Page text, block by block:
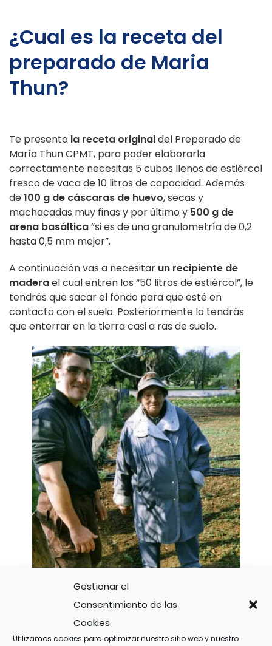
Gestionar el
Consentimiento de las
Cookies
Utilizamos cookies para optimizar nuestro sitio web y nuestro
¿Cual es la receta del
preparado de Maria
Thun?
Te presento la receta originaldel Preparado de
María Thun CPMT, para poder elaborarla
correctamente necesitas 5 cubos llenos de estiércol
fresco de vaca de 10 litros de capacidad. Además
de100 g de cáscaras de huevo, secas y
machacadas muy finas y por último y 500 g de
arena basáltica“si es de una granulometría de 0,2
hasta 0,5 mm mejor”.
A continuación vas a necesitar un recipiente de
maderael cual entren los “50 litros de estiércol”, le
tendrás que sacar el fondo para que esté en
contacto con el suelo. Posteriormente lo tendrás
que enterrar en la tierra casi a ras de suelo.